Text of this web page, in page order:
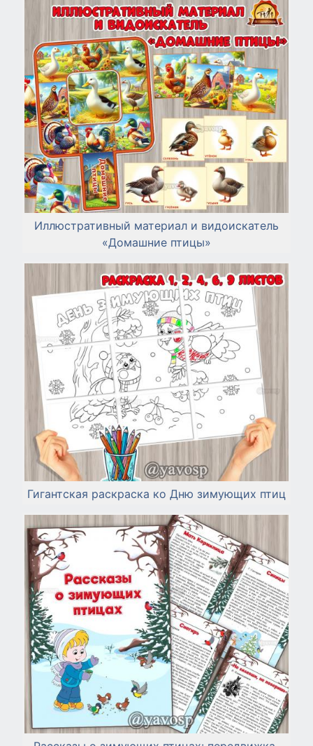
Иллюстративный материал и видоискатель
«Домашние птицы»
Гигантская раскраска ко Дню зимующих птиц